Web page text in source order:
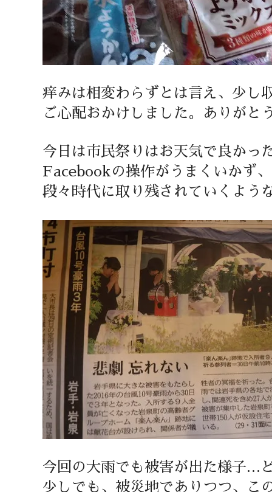
痒みは相変わらずとは言え、少し
ご心配おかけしました。ありがと
今日は市民祭りはお天気で良かっ
Facebookの操作がうまくいかず
段々時代に取り残されていくよう
今回の大雨でも被害が出た様子…
少しでも、被災地でありつつ、こ